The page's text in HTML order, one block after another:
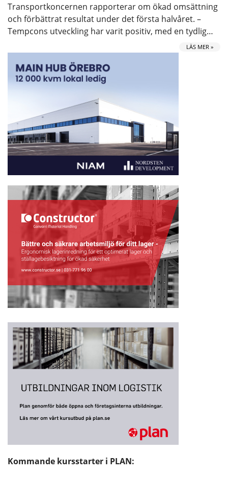
Transportkoncernen rapporterar om ökad omsättning
och förbättrat resultat under det första halvåret. –
Tempcons utveckling har varit positiv, med en tydlig…
LÄS MER »
Kommande kursstarter i PLAN: